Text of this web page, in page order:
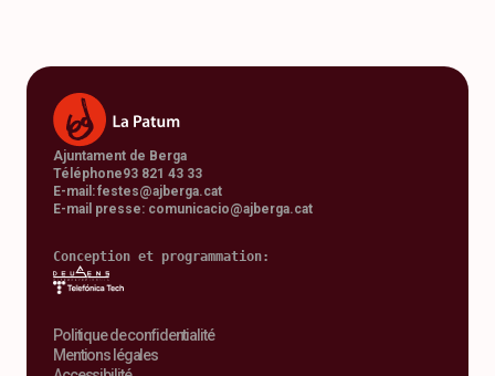
Ajuntament de Berga
Téléphone93 821 43 33
E-mail:festes@ajberga.cat
E-mail presse: comunicacio@ajberga.cat
Conception et programmation:
Politique de confidentialité
Mentions légales